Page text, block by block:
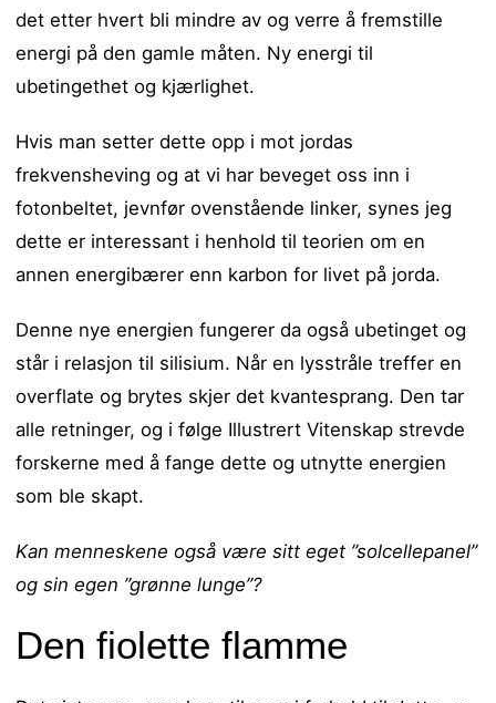
det etter hvert bli mindre av og verre å fremstille
energi på den gamle måten. Ny energi til
ubetingethet og kjærlighet.
Hvis man setter dette opp i mot jordas
frekvensheving og at vi har beveget oss inn i
fotonbeltet, jevnfør ovenstående linker, synes jeg
dette er interessant i henhold til teorien om en
annen energibærer enn karbon for livet på jorda.
Denne nye energien fungerer da også ubetinget og
står i relasjon til silisium. Når en lysstråle treffer en
overflate og brytes skjer det kvantesprang. Den tar
alle retninger, og i følge Illustrert Vitenskap strevde
forskerne med å fange dette og utnytte energien
som ble skapt.
Kan menneskene også være sitt eget ”solcellepanel”
og sin egen ”grønne lunge”?
Den fiolette flamme